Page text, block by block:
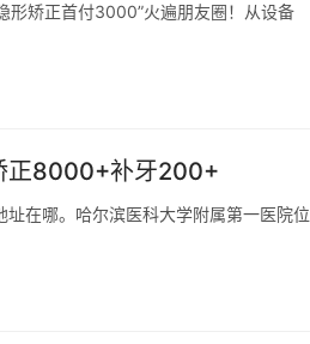
形矫正首付3000”火遍朋友圈！从设备
正8000+补牙200+
在哪。哈尔滨医科大学附属第一医院位